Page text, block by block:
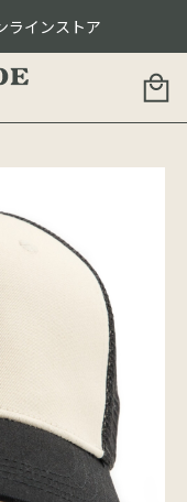
ラインストア